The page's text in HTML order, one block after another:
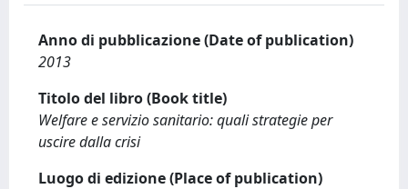
Anno di pubblicazione (Date of publication)
2013
Titolo del libro (Book title)
Welfare e servizio sanitario: quali strategie per
uscire dalla crisi
Luogo di edizione (Place of publication)